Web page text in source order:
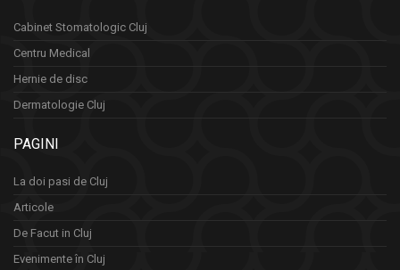
Cabinet Stomatologic Cluj
Centru Medical
Hernie de disc
Dermatologie Cluj
PAGINI
La doi pasi de Cluj
Articole
De Facut in Cluj
Evenimente în Cluj